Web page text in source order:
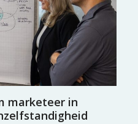
marketeer in